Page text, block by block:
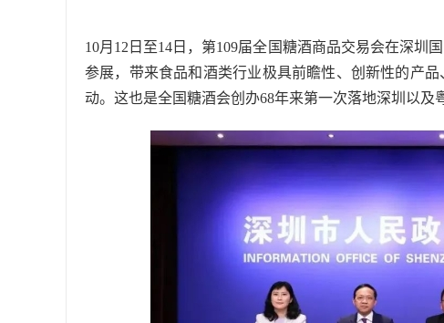
10月12日至14日，第109届全国糖酒商品交易会在深圳
参展，带来食品和酒类行业极具前瞻性、创新性的产
动。这也是全国糖酒会创办68年来第一次落地深圳以及